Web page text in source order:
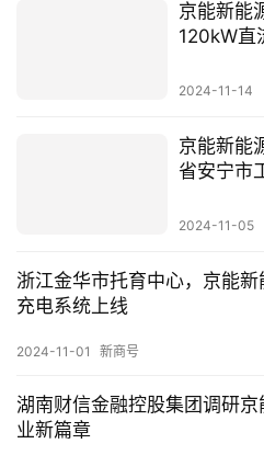
京能新能
120kW直
2024-11-14
京能新能
省安宁市
2024-11-05
浙江金华市托育中心，京能
充电系统上线
2024-11-01 新商号
湖南财信金融控股集团调研
业新篇章